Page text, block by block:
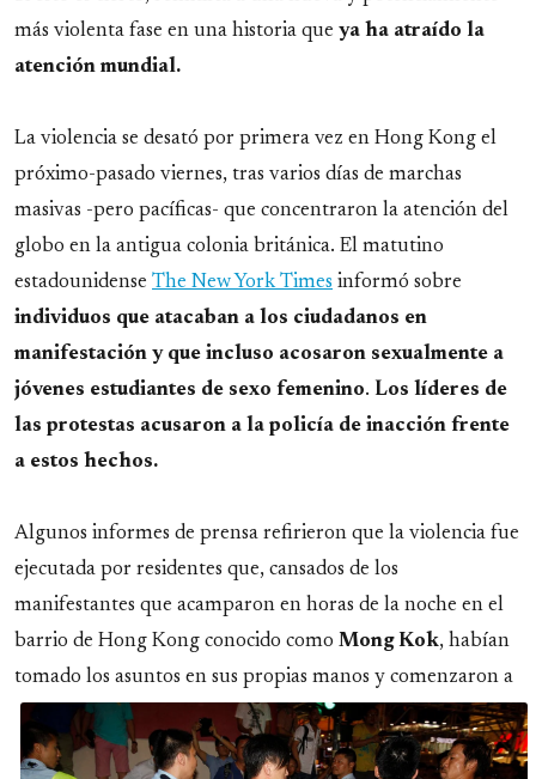
más violenta fase en una historia que ya ha atraído la
atención mundial.
La violencia se desató por primera vez en Hong Kong el
próximo-pasado viernes, tras varios días de marchas
masivas -pero pacíficas- que concentraron la atención del
globo en la antigua colonia británica. El matutino
estadounidense The New York Times informó sobre
individuos que atacaban a los ciudadanos en
manifestación y que incluso acosaron sexualmente a
jóvenes estudiantes de sexo femenino. Los líderes de
las protestas acusaron a la policía de inacción frente
a estos hechos.
Algunos informes de prensa refirieron que la violencia fue
ejecutada por residentes que, cansados de los
manifestantes que acamparon en horas de la noche en el
barrio de Hong Kong conocido como Mong Kok, habían
tomado los asuntos en sus propias manos y comenzaron a